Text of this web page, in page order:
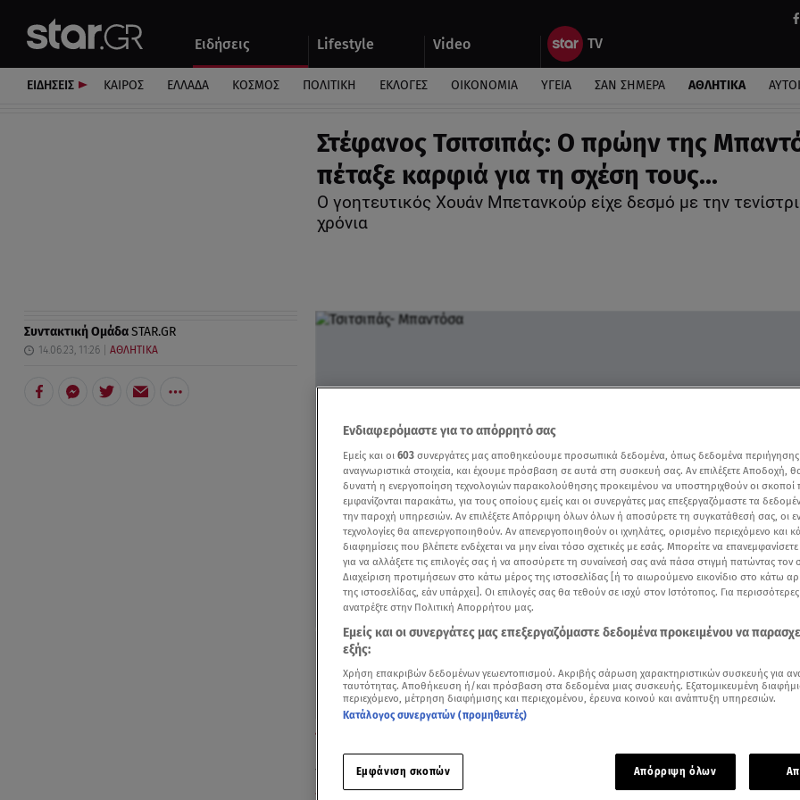
Ειδήσεις Lifestyle Video
Αυτοκίνητο
ΕΙΔΗΣΕΙΣ ΚΑΙΡΟΣ ΕΛΛΑΔΑ ΚΟΣΜΟΣ ΠΟΛΙΤΙΚΗ ΕΚΛΟΓΕΣ ΟΙΚΟΝΟΜΙΑ ΥΓΕΙΑ ΣΑΝ ΣΗΜΕΡΑ ΑΘΛΗΤΙΚΑ
Στέφανος Τσιτσιπάς: Ο πρώην της
πέταξε καρφιά για τη σχέση τους...
Ο γοητευτικός Χουάν Μπετανκούρ είχε δεσμό με την
χρόνια
Συντακτική ΟμάδαSTAR.GR
14.06.23, 11:26 ΑΘΛΗΤΙΚΑ
Add star.gr on Google
Τα «καρφιά» του για τη δημοσιοποίηση της σχέσης της πρώην συντρόφου
Ενδιαφερόμαστε για το απόρρητό σας
Εμείς και οι 603 συνεργάτες μας αποθηκεύουμε προσωπικά δεδομένα, όπως δεδομένα
αναγνωριστικά στοιχεία, και έχουμε πρόσβαση σε αυτά στη συσκευή σας. Αν επιλέξετε Αποδοχή,
δυνατή η ενεργοποίηση τεχνολογιών παρακολούθησης προκειμένου να υποστηριχθούν οι σκοποί
εμφανίζονται παρακάτω, για τους οποίους εμείς και οι συνεργάτες μας επεξεργαζόμαστε τα
την παροχή υπηρεσιών. Αν επιλέξετε Απόρριψη όλων όλων ή αποσύρετε τη συγκατάθεσή σας, οι
τεχνολογίες θα απενεργοποιηθούν. Αν απενεργοποιηθούν οι ιχνηλάτες, ορισμένο περιεχόμενο και
διαφημίσεις που βλέπετε ενδέχεται να μην είναι τόσο σχετικές με εσάς. Μπορείτε να
για να αλλάξετε τις επιλογές σας ή να αποσύρετε τη συναίνεσή σας ανά πάσα στιγμή πατώντας τον
Διαχείριση προτιμήσεων στο κάτω μέρος της ιστοσελίδας [ή το αιωρούμενο εικονίδιο στο κάτω
της ιστοσελίδας, εάν υπάρχει]. Οι επιλογές σας θα τεθούν σε ισχύ στον Ιστότοπος. Για
ανατρέξτε στην Πολιτική Απορρήτου μας.
Εμείς και οι συνεργάτες μας επεξεργαζόμαστε δεδομένα προκειμένου να
εξής:
Χρήση επακριβών δεδομένων γεωεντοπισμού. Ακριβής σάρωση χαρακτηριστικών συσκευής για
ταυτότητας. Αποθήκευση ή/και πρόσβαση στα δεδομένα μιας συσκευής. Εξατομικευμένη
περιεχόμενο, μέτρηση διαφήμισης και περιεχομένου, έρευνα κοινού και ανάπτυξη υπηρεσιών.
Κατάλογος συνεργατών (προμηθευτές)
Εμφάνιση σκοπών Απόρριψη όλων